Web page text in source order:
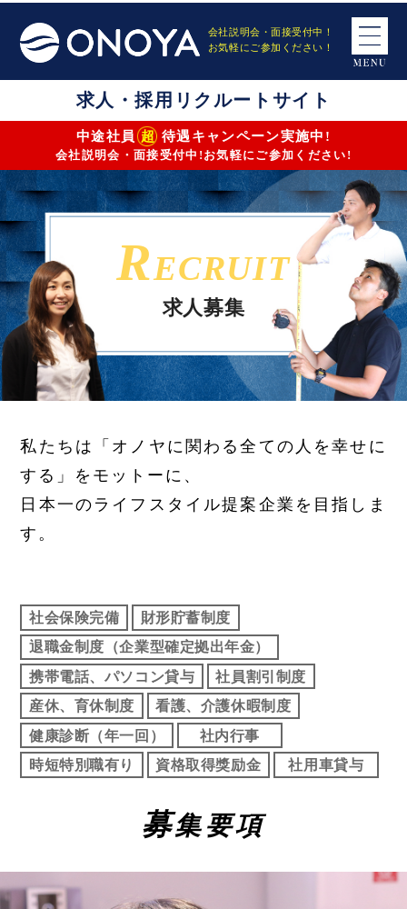
会社説明会・面接受付中！
お気軽にご参加ください！
求人・採用リクルートサイト
中途社員 超 待遇キャンペーン実施中!
会社説明会・面接受付中!お気軽にご参加ください!
仕事内容 募集要項詳細 エントリーフォーム
RECRUIT
求人募集
私たちは「オノヤに関わる全ての人を幸せに
する」をモットーに、
日本一のライフスタイル提案企業を目指しま
す。
社会保険完備
財形貯蓄制度
退職金制度（企業型確定拠出年金）
携帯電話、パソコン貸与
社員割引制度
産休、育休制度
看護、介護休暇制度
健康診断（年一回）
社内行事
時短特別職有り
資格取得獎励金 社用車貸与
募集要項